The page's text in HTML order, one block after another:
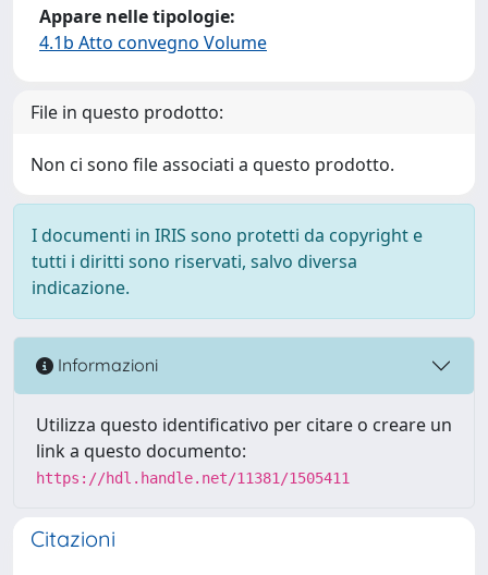
Appare nelle tipologie:
4.1b Atto convegno Volume
File in questo prodotto:
Non ci sono file associati a questo prodotto.
I documenti in IRIS sono protetti da copyright e
tutti i diritti sono riservati, salvo diversa
indicazione.
Informazioni
Utilizza questo identificativo per citare o creare un
link a questo documento:
https://hdl.handle.net/11381/1505411
Citazioni